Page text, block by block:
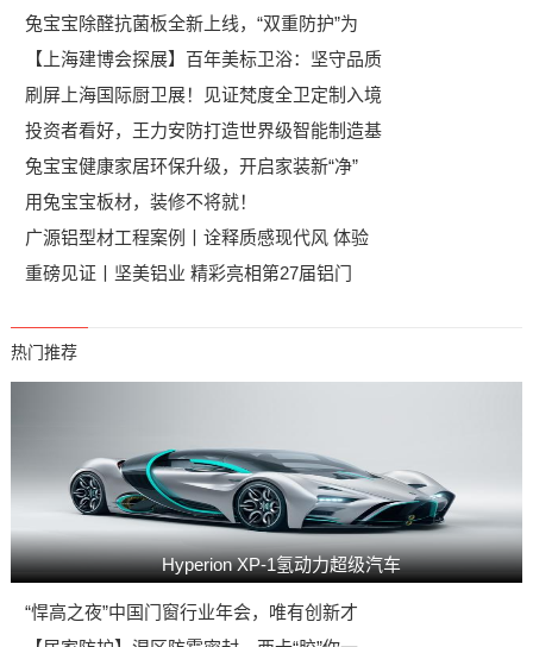
兔宝宝除醛抗菌板全新上线，“双重防护”为
【上海建博会探展】百年美标卫浴：坚守品质
刷屏上海国际厨卫展！见证梵度全卫定制入境
投资者看好，王力安防打造世界级智能制造基
兔宝宝健康家居环保升级，开启家装新“净”
用兔宝宝板材，装修不将就！
广源铝型材工程案例丨诠释质感现代风 体验
重磅见证丨坚美铝业 精彩亮相第27届铝门
热门推荐
Hyperion XP-1氢动力超级汽车
“悍高之夜”中国门窗行业年会，唯有创新才